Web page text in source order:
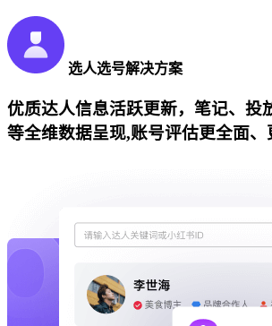
选人选号解决方案
优质达人信息活跃更新，笔记、投
等全维数据呈现,账号评估更全面、